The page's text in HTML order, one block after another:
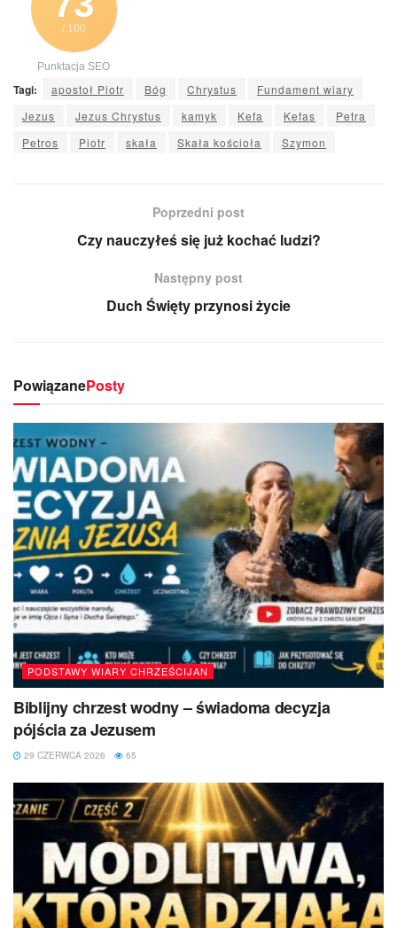
/ 100
Punktacja SEO
Tagi: apostoł Piotr Bóg Chrystus
Fundament wiary
Jezus
Jezus Chrystus kamyk Kefa Kefas
Petra
Petros
Piotr skała Skała kościoła Szymon
Poprzedni post
Czy nauczyłeś się już kochać ludzi?
Następny post
Duch Święty przynosi życie
PowiązanePosty
PODSTAWY WIARY CHRZEŚCIJAN
Biblijny chrzest wodny – świadoma decyzja
pójścia za Jezusem
29 CZERWCA 2026 65